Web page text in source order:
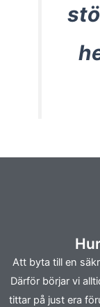
Att byta till en
Därför börjar vi
tittar på just era